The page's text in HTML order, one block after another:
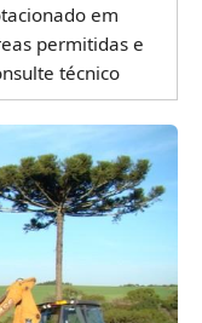
em
permitidas e
técnico